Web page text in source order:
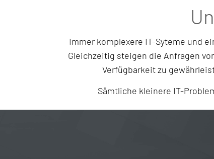
Immer komplexere IT-Syteme und
Gleichzeitig steigen die Anfragen
Verfügbarkeit zu
Sämtliche kleinere IT-